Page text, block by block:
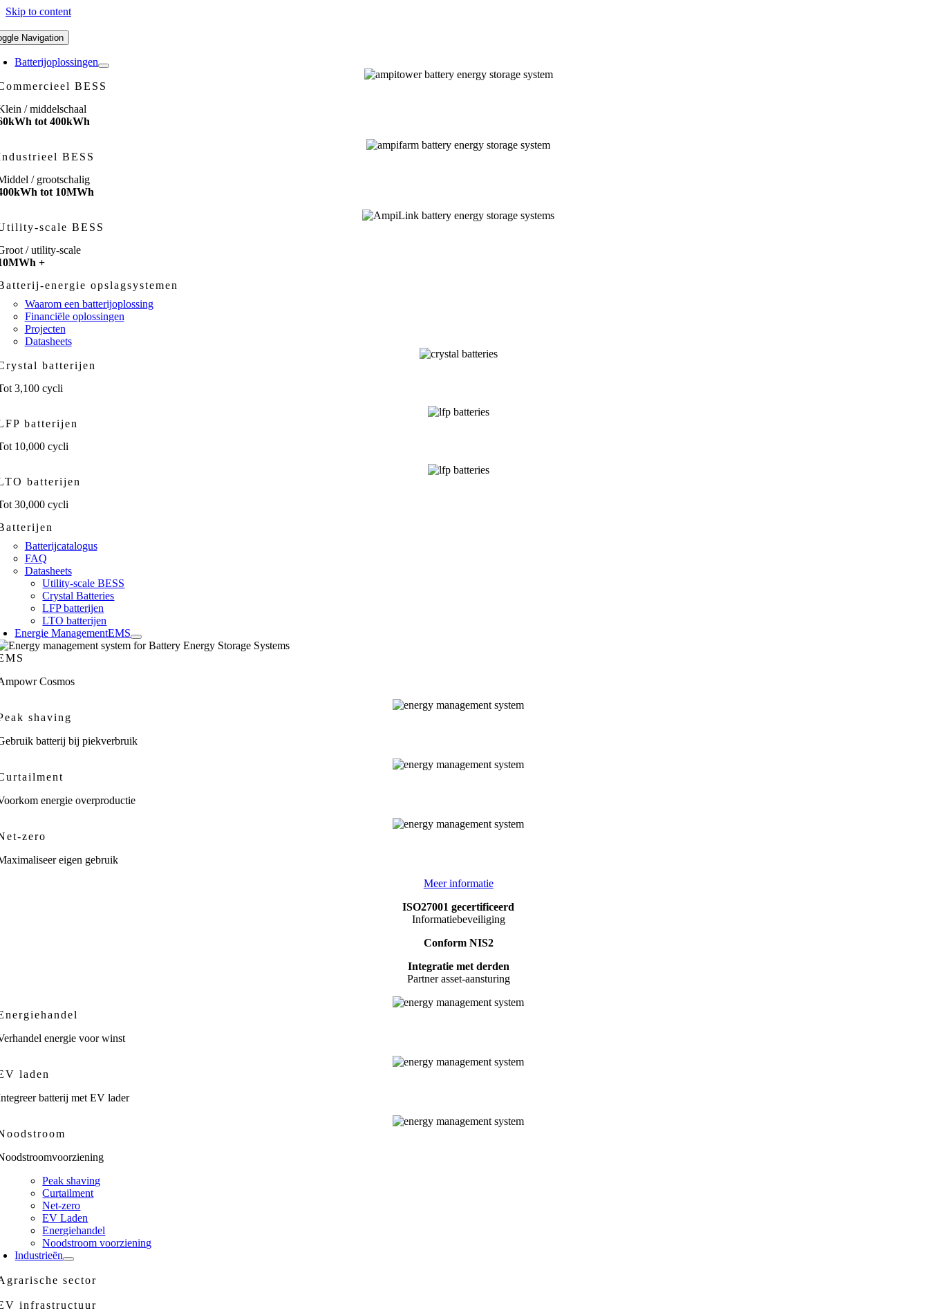
Skip to content
Navigation
Batterijoplossingen
BESS
/ middelschaal
tot 400kWh
BESS
/ grootschalig
tot 10MWh
scale BESS
/ utility-scale
+
energie opslagsystemen
Waarom een batterijoplossing
Financiële oplossingen
Projecten
Datasheets
batterijen
3,100 cycli
batterijen
10,000 cycli
batterijen
30,000 cycli
Batterijcatalogus
FAQ
Datasheets
Utility-scale BESS
Crystal Batteries
LFP batterijen
LTO batterijen
Energie ManagementEMS
Cosmos
shaving
batterij bij piekverbruik
energie overproductie
zero
eigen gebruik
Meer informatie
ISO27001 gecertificeerd
Informatiebeveiliging
Conform NIS2
Integratie met derden
Partner asset-aansturing
energie voor winst
laden
batterij met EV lader
Peak shaving
Curtailment
Net-zero
EV Laden
Energiehandel
Noodstroom voorziening
Industrieën
sector
infrastructuur